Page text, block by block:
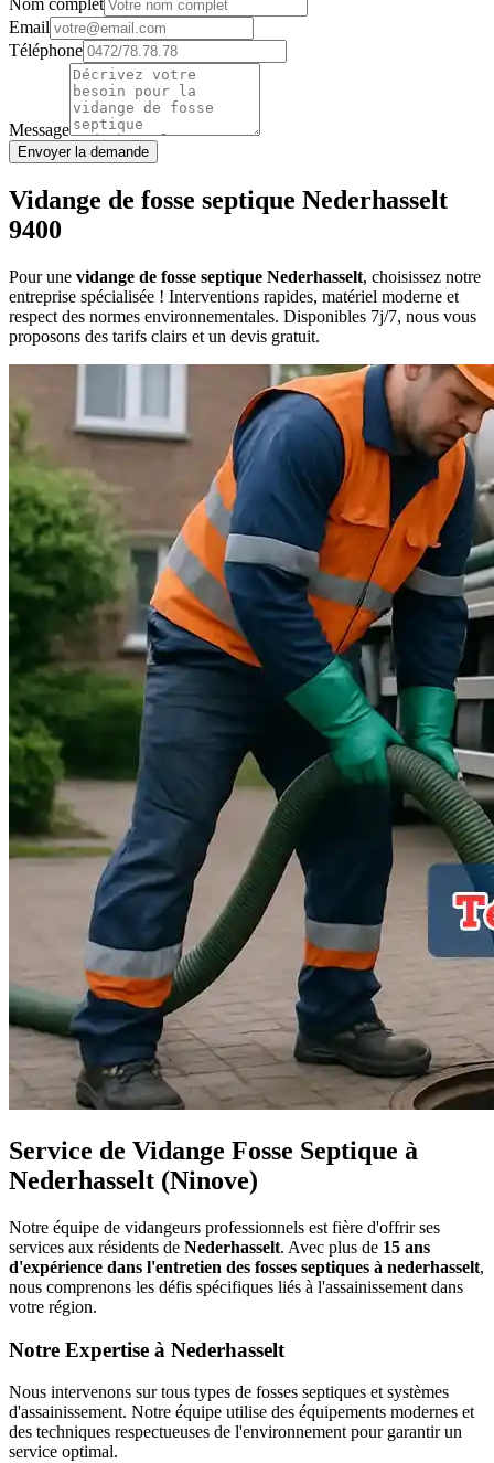
Nom complet
Email
Téléphone
Message
Envoyer la demande
Vidange de fosse septique Nederhasselt
9400
Pour une vidange de fosse septique Nederhasselt, choisissez notre
entreprise spécialisée ! Interventions rapides, matériel moderne et
respect des normes environnementales. Disponibles 7j/7, nous vous
proposons des tarifs clairs et un devis gratuit.
Service de Vidange Fosse Septique à
Nederhasselt (Ninove)
Notre équipe de vidangeurs professionnels est fière d'offrir ses
services aux résidents de Nederhasselt. Avec plus de 15 ans
d'expérience dans l'entretien des fosses septiques à nederhasselt,
nous comprenons les défis spécifiques liés à l'assainissement dans
votre région.
Notre Expertise à Nederhasselt
Nous intervenons sur tous types de fosses septiques et systèmes
d'assainissement. Notre équipe utilise des équipements modernes et
des techniques respectueuses de l'environnement pour garantir un
service optimal.